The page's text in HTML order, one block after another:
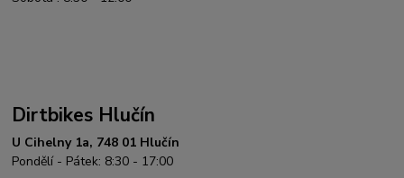
Dirtbikes Hlučín
U Cihelny 1a, 748 01 Hlučín
Pondělí - Pátek: 8:30 - 17:00